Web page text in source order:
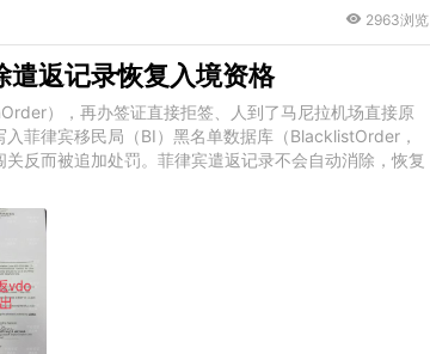
2963浏览
遣返记录恢复入境资格
），再办签证直接拒签、人到了马尼拉机场直接原
菲律宾移民局（BI）黑名单数据库（BlacklistOrder，
反而被追加处罚。菲律宾遣返记录不会自动消除，恢复